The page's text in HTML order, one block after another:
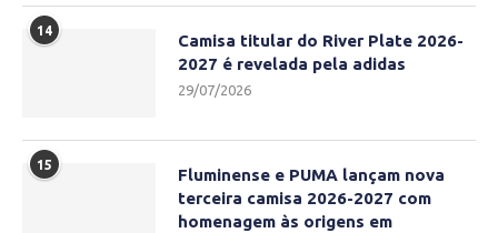
14
Camisa titular do River Plate 2026-
2027 é revelada pela adidas
29/07/2026
15
Fluminense e PUMA lançam nova
terceira camisa 2026-2027 com
homenagem às origens em